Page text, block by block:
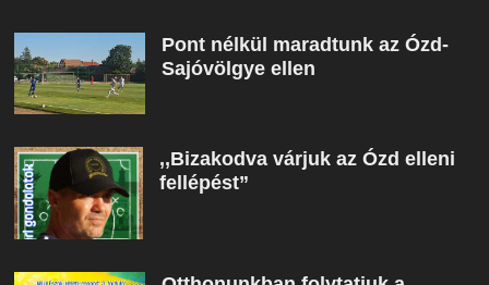
Pont nélkül maradtunk az Ózd-
Sajóvölgye ellen
,,Bizakodva várjuk az Ózd elleni
fellépést”